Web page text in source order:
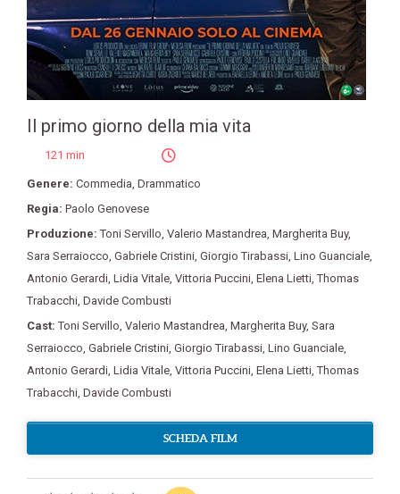
Il primo giorno della mia vita
121 min
Genere: Commedia Drammatico
Regia: Paolo Genovese
Produzione:Toni Servillo Valerio Mastandrea Margherita Buy,
Sara Serraiocco Gabriele Cristini Giorgio Tirabassi Lino Guanciale
Antonio Gerardi Lidia Vitale Vittoria Puccini Elena Lietti ,Thomas
Trabacchi Davide Combusti
Cast:Toni Servillo Valerio Mastandrea Margherita Buy, Sara
Serraiocco Gabriele Cristini Giorgio Tirabassi Lino Guanciale
Antonio Gerardi Lidia Vitale Vittoria Puccini Elena Lietti ,Thomas
Trabacchi Davide Combusti
SCHEDA FILM